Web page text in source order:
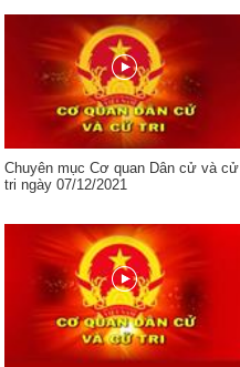
Chuyên mục Cơ quan Dân cử và cử
tri ngày 07/12/2021